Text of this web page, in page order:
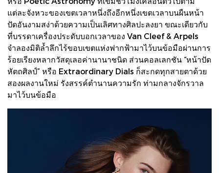
แต่ละจังหวะของเขตเวลาหนึ่งถึงอีกหนึ่งเขตเวลาบนผืนหน้า
ปัดอันงามสง่าด้วยความเป็นเลิศทางศิลปะลงยา ขณะเดียวกับ
ที่บรรดาเครื่องประดับบอกเวลาของ Van Cleef & Arpels
จำลองมิติล้ำลึกไร้ขอบเขตแห่งฟากฟ้ามาไว้บนข้อมือผ่านการ
ร้อยเรียงหลากวัสดุเลอค่านานาชนิด ส่วนคอลเลกชัน “หน้าปัด
หัตถศิลป์” หรือ Extraordinary Dials ก็สะกดทุกสายตาด้วย
สองผลงานใหม่ รังสรรค์ตำนานความรัก ท่ามกลางจักรวาล
มาไว้บนข้อมือ